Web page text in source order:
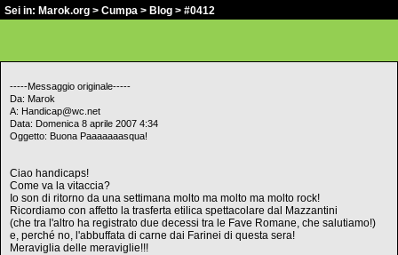
Sei in: Marok.org > Cumpa > Blog > #0412
-----Messaggio originale-----
Da: Marok
A: Handicap@wc.net
Data: Domenica 8 aprile 2007 4:34
Oggetto: Buona Paaaaaaasqua!
Ciao handicaps!
Come va la vitaccia?
Io son di ritorno da una settimana molto ma molto ma molto rock!
Ricordiamo con affetto la trasferta etilica spettacolare dal Mazzantini
(che tra l'altro ha registrato due decessi tra le Fave Romane, che salutiamo!)
e, perché no, l'abbuffata di carne dai Farinei di questa sera!
Meraviglia delle meraviglie!!!